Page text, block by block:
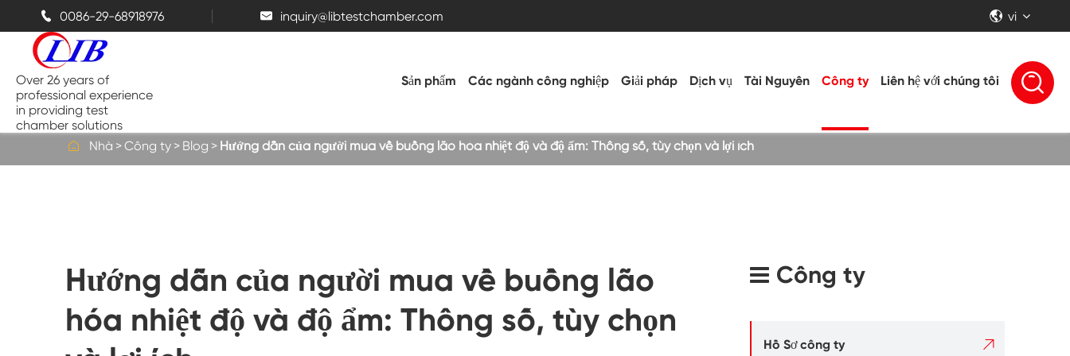
 0086-29-68918976  inquiry@libtestchamber.com  vi
Over 26 years of
professional experience
in providing test
chamber solutions
Sản phẩm
Buồng nhiệt
Buồng phun muối
Buồng rung
Buồng thử nghiệm nhiệt độ cao thấp
Các ngành công nghiệp Giải pháp Dịch vụ Tài Nguyên Công ty Liên hệ với chúng tôi 
 Nhà Công ty Blog Hướng dẫn của người mua về buồng lão hóa nhiệt độ và độ ẩm: Thông số, tùy chọn và lợi ích
Hướng dẫn của người mua về buồng lão
hóa nhiệt độ và độ ẩm: Thông số, tùy chọn
Công ty
Hồ Sơ công ty 